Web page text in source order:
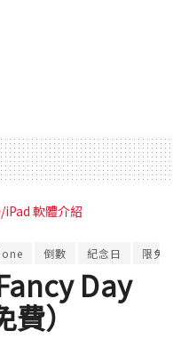
軟體介紹
倒數 紀念日 限免
Day
費）